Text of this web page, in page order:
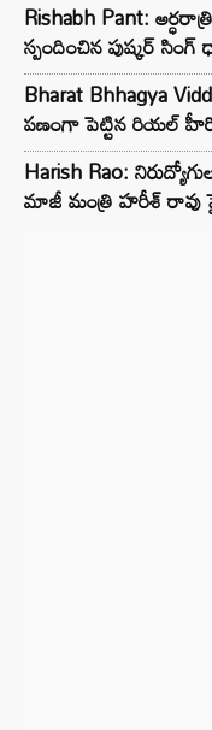
Rishabh Pant:
స్పందించిన పుష్కర్
Bharat Bhhagya
పణంగా పెట్టిన రియల్
Harish Rao:
మాజీ మంత్రి హరీశ్ రావు